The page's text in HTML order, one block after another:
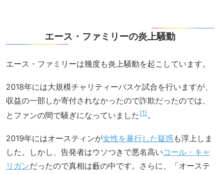
エース・ファミリーの炎上騒動
エース・ファミリーは幾度も炎上騒動を起こしています。
2018年には大規模チャリティーバスケ試合を行いますが、
収益の一部しか寄付されなかったので詐欺だったのでは、
とファンの間で騒ぎになっていました 1 。
2019年にはオースティンが女性を暴行した疑惑も浮上しま
した。しかし、告発者はウソつきで悪名高いコール・キャ
リガンだったので真相は藪の中です。さらに、「オーステ